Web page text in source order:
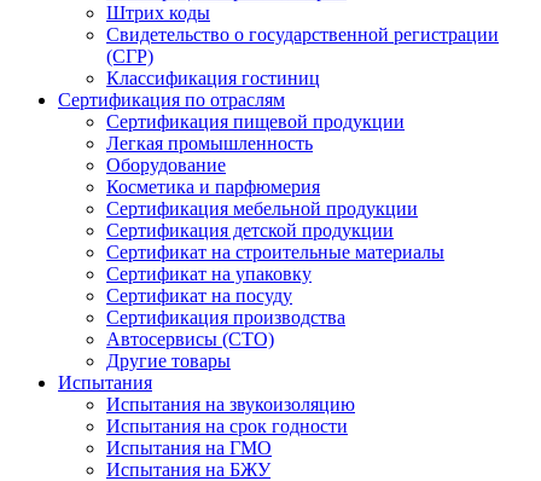
Штрих коды
Свидетельство о государственной регистрации
(СГР)
Классификация гостиниц
Сертификация по отраслям
Сертификация пищевой продукции
Легкая промышленность
Оборудование
Косметика и парфюмерия
Сертификация мебельной продукции
Сертификация детской продукции
Сертификат на строительные материалы
Сертификат на упаковку
Сертификат на посуду
Сертификация производства
Автосервисы (СТО)
Другие товары
Испытания
Испытания на звукоизоляцию
Испытания на срок годности
Испытания на ГМО
Испытания на БЖУ